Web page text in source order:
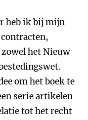
heb ik bij mijn
het Nieuw
om het boek te
serie artikelen
tot het recht